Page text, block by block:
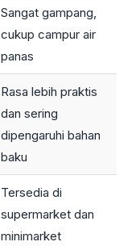
Sangat gampang,
cukup campur air
panas
Rasa lebih praktis
dan sering
dipengaruhi bahan
baku
Tersedia di
supermarket dan
minimarket